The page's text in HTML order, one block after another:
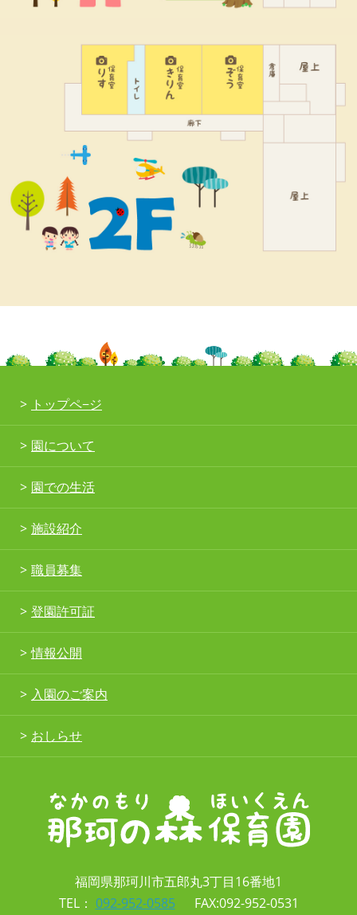
トップペ−ジ
園について
園での生活
施設紹介
職員募集
登園許可証
情報公開
入園のご案内
おしらせ
福岡県那珂川市五郎丸3丁目16番地1
TEL： 092-952-0585 FAX:092-952-0531